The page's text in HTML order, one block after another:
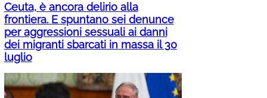
Ceuta, è ancora delirio alla
frontiera. E spuntano sei denunce
per aggressioni sessuali ai danni
dei migranti sbarcati in massa il 30
luglio